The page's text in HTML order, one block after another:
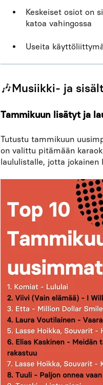
Keskeiset osiot on
katoa vahingossa
Useita
🎶Musiikki- ja
Tammikuun lisätyt ja
Tutustu tammikuun
on valittu pitämään
laululistalle, jotta jokainen